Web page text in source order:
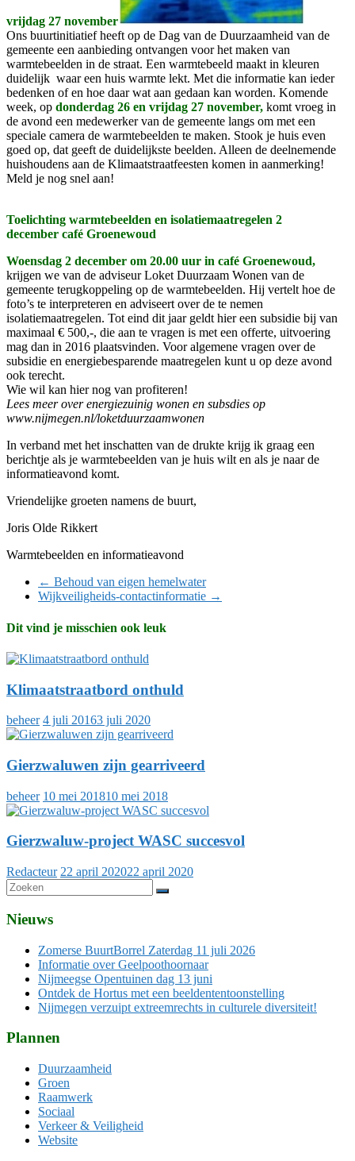
vrijdag 27 november
Ons buurtinitiatief heeft op de Dag van de Duurzaamheid van de
gemeente een aanbieding ontvangen voor het maken van
warmtebeelden in de straat. Een warmtebeeld maakt in kleuren
duidelijk waar een huis warmte lekt. Met die informatie kan ieder
bedenken of en hoe daar wat aan gedaan kan worden. Komende
week, op donderdag 26 en vrijdag 27 november, komt vroeg in
de avond een medewerker van de gemeente langs om met een
speciale camera de warmtebeelden te maken. Stook je huis even
goed op, dat geeft de duidelijkste beelden. Alleen de deelnemende
huishoudens aan de Klimaatstraatfeesten komen in aanmerking!
Meld je nog snel aan!
Toelichting warmtebeelden en isolatiemaatregelen 2
december café Groenewoud
Woensdag 2 december om 20.00 uur in café Groenewoud,
krijgen we van de adviseur Loket Duurzaam Wonen van de
gemeente terugkoppeling op de warmtebeelden. Hij vertelt hoe de
foto’s te interpreteren en adviseert over de te nemen
isolatiemaatregelen. Tot eind dit jaar geldt hier een subsidie bij van
maximaal € 500,-, die aan te vragen is met een offerte, uitvoering
mag dan in 2016 plaatsvinden. Voor algemene vragen over de
subsidie en energiebesparende maatregelen kunt u op deze avond
ook terecht.
Wie wil kan hier nog van profiteren!
Lees meer over energiezuinig wonen en subsdies op
www.nijmegen.nl/loketduurzaamwonen
In verband met het inschatten van de drukte krijg ik graag een
berichtje als je warmtebeelden van je huis wilt en als je naar de
informatieavond komt.
Vriendelijke groeten namens de buurt,
Joris Olde Rikkert
Warmtebeelden en informatieavond
← Behoud van eigen hemelwater
Wijkveiligheids-contactinformatie →
Dit vind je misschien ook leuk
Klimaatstraatbord onthuld
beheer 4 juli 20163 juli 2020
Gierzwaluwen zijn gearriveerd
beheer 10 mei 201810 mei 2018
Gierzwaluw-project WASC succesvol
Redacteur 22 april 202022 april 2020
Nieuws
Zomerse BuurtBorrel Zaterdag 11 juli 2026
Informatie over Geelpoothoornaar
Nijmeegse Opentuinen dag 13 juni
Ontdek de Hortus met een beeldententoonstelling
Nijmegen verzuipt extreemrechts in culturele diversiteit!
Plannen
Duurzaamheid
Groen
Raamwerk
Sociaal
Verkeer & Veiligheid
Website